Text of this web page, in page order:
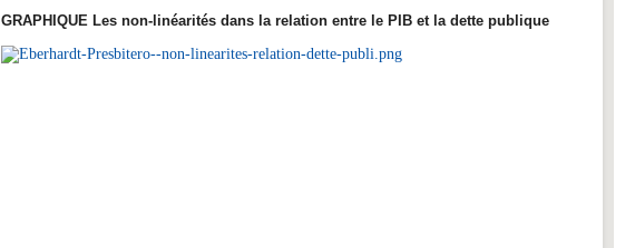
GRAPHIQUE Les non-linéarités dans la relation entre le PIB et la dette publique